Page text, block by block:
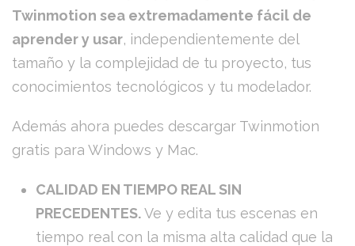
Twinmotion sea extremadamente fácil de
aprender y usar, independientemente del
tamaño y la complejidad de tu proyecto, tus
conocimientos tecnológicos y tu modelador.
Además ahora puedes descargar Twinmotion
gratis para Windows y Mac.
CALIDAD EN TIEMPO REAL SIN
PRECEDENTES.Ve y edita tus escenas en
tiempo real con la misma alta calidad que la